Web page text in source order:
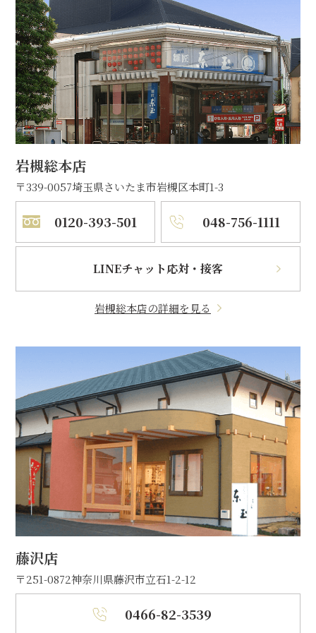
岩槻総本店
〒339-0057埼玉県さいたま市岩槻区本町1-3
0120-393-501 048-756-1111
LINEチャット応対・接客
岩槻総本店の詳細を見る
藤沢店
〒251-0872神奈川県藤沢市立石1-2-12
0466-82-3539